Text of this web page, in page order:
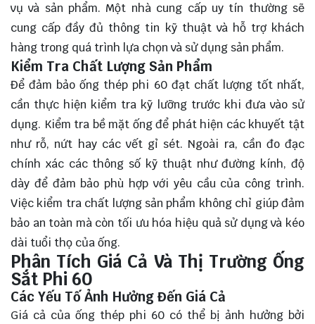
vụ và sản phẩm. Một nhà cung cấp uy tín thường sẽ
cung cấp đầy đủ thông tin kỹ thuật và hỗ trợ khách
hàng trong quá trình lựa chọn và sử dụng sản phẩm.
Kiểm Tra Chất Lượng Sản Phẩm
Để đảm bảo ống thép phi 60 đạt chất lượng tốt nhất,
cần thực hiện kiểm tra kỹ lưỡng trước khi đưa vào sử
dụng. Kiểm tra bề mặt ống để phát hiện các khuyết tật
như rỗ, nứt hay các vết gỉ sét. Ngoài ra, cần đo đạc
chính xác các thông số kỹ thuật như đường kính, độ
dày để đảm bảo phù hợp với yêu cầu của công trình.
Việc kiểm tra chất lượng sản phẩm không chỉ giúp đảm
bảo an toàn mà còn tối ưu hóa hiệu quả sử dụng và kéo
dài tuổi thọ của ống.
Phân Tích Giá Cả Và Thị Trường Ống
Sắt Phi 60
Các Yếu Tố Ảnh Hưởng Đến Giá Cả
Giá cả của ống thép phi 60 có thể bị ảnh hưởng bởi